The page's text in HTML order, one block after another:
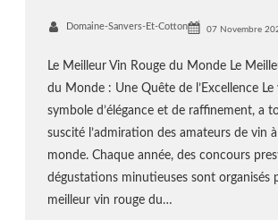
Domaine-Sanvers-Et-Cotton 07 Novembre
Le Meilleur Vin Rouge du Monde Le
du Monde : Une Quête de l’Excellence Le
symbole d’élégance et de raffinement, a
suscité l’admiration des amateurs de vin
monde. Chaque année, des concours
dégustations minutieuses sont organisés
meilleur vin rouge du…